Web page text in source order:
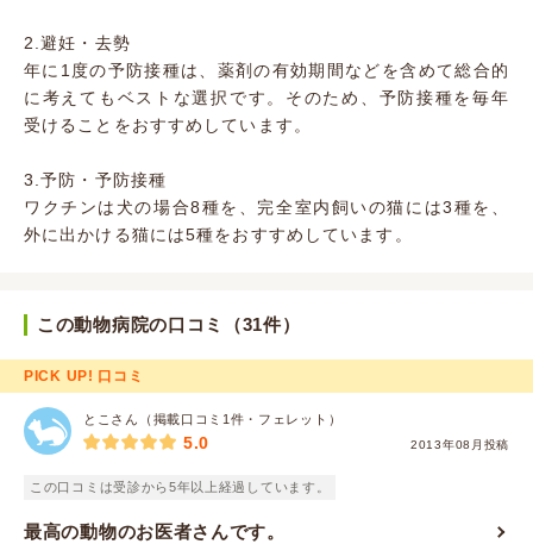
2.避妊・去勢
年に1度の予防接種は、薬剤の有効期間などを含めて総合的
に考えてもベストな選択です。そのため、予防接種を毎年
受けることをおすすめしています。
3.予防・予防接種
ワクチンは犬の場合8種を、完全室内飼いの猫には3種を、
外に出かける猫には5種をおすすめしています。
この動物病院の口コミ（31件）
PICK UP! 口コミ
とこさん（掲載口コミ1件・フェレット）
2013年08月投稿
5.0
この口コミは受診から5年以上経過しています。
最高の動物のお医者さんです。